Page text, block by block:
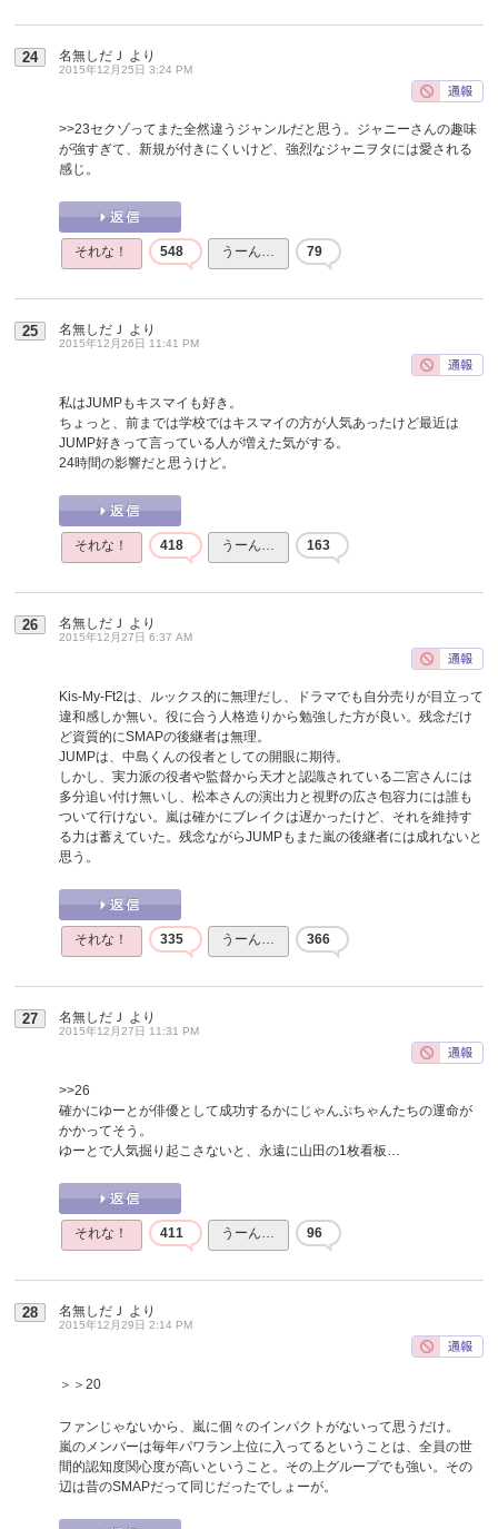
24 名無しだＪ より
2015年12月25日 3:24 PM
>>23セクゾってまた全然違うジャンルだと思う。ジャニーさんの趣味
が強すぎて、新規が付きにくいけど、強烈なジャニヲタには愛される
感じ。
それな！ 548 うーん… 79
25 名無しだＪ より
2015年12月26日 11:41 PM
私はJUMPもキスマイも好き。
ちょっと、前までは学校ではキスマイの方が人気あったけど最近は
JUMP好きって言っている人が増えた気がする。
24時間の影響だと思うけど。
それな！ 418 うーん… 163
26 名無しだＪ より
2015年12月27日 6:37 AM
Kis-My-Ft2は、ルックス的に無理だし、ドラマでも自分売りが目立って
違和感しか無い。役に合う人格造りから勉強した方が良い。残念だけ
ど資質的にSMAPの後継者は無理。
JUMPは、中島くんの役者としての開眼に期待。
しかし、実力派の役者や監督から天才と認識されている二宮さんには
多分追い付け無いし、松本さんの演出力と視野の広さ包容力には誰も
ついて行けない。嵐は確かにブレイクは遅かったけど、それを維持す
る力は蓄えていた。残念ながらJUMPもまた嵐の後継者には成れないと
思う。
それな！ 335 うーん… 366
27 名無しだＪ より
2015年12月27日 11:31 PM
>>26
確かにゆーとが俳優として成功するかにじゃんぷちゃんたちの運命が
かかってそう。
ゆーとで人気掘り起こさないと、永遠に山田の1枚看板…
それな！ 411 うーん… 96
28 名無しだＪ より
2015年12月29日 2:14 PM
＞＞20
ファンじゃないから、嵐に個々のインパクトがないって思うだけ。
嵐のメンバーは毎年パワラン上位に入ってるということは、全員の世
間的認知度関心度が高いということ。その上グループでも強い。その
辺は昔のSMAPだって同じだったでしょーが。